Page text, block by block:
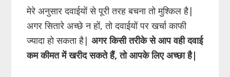
मेरे अनुसार दवाईयों से पूरी तरह बचना तो मुश्किल है|
अगर सितारे अच्छे न हों, तो दवाईयों पर खर्चा काफी
ज्यादा हो सकता है|अगर किसी तरीके से आप वही दवाई
कम कीमत में खरीद सकते हैं, तो आपके लिए अच्छा है|